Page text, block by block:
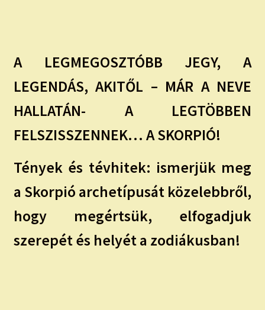
A LEGMEGOSZTÓBB JEGY, A
LEGENDÁS, AKITŐL – MÁR A NEVE
HALLATÁN- A LEGTÖBBEN
FELSZISSZENNEK… A SKORPIÓ!
Tények és tévhitek: ismerjük meg
a Skorpió archetípusát közelebbről,
hogy megértsük, elfogadjuk
szerepét és helyét a zodiákusban!